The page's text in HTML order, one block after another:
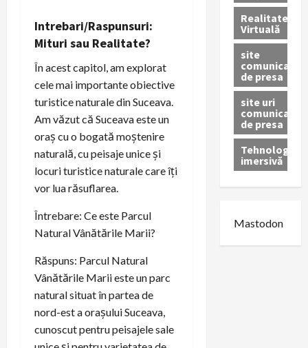
Intrebari/Raspunsuri:
Mituri sau Realitate?
În acest capitol, am explorat
cele mai importante obiective
turistice naturale din Suceava.
Am văzut că Suceava este un
oraș cu o bogată moștenire
naturală, cu peisaje unice și
locuri turistice naturale care îți
vor lua răsuflarea.
Întrebare: Ce este Parcul
Natural Vânătările Marii?
Răspuns: Parcul Natural
Vânătările Marii este un parc
natural situat în partea de
nord-est a orașului Suceava,
cunoscut pentru peisajele sale
Realitatea
Virtuală
site
comunicate
de presa
site uri
comunicate
de presa
Tehnologie
imersivă
Mastodon